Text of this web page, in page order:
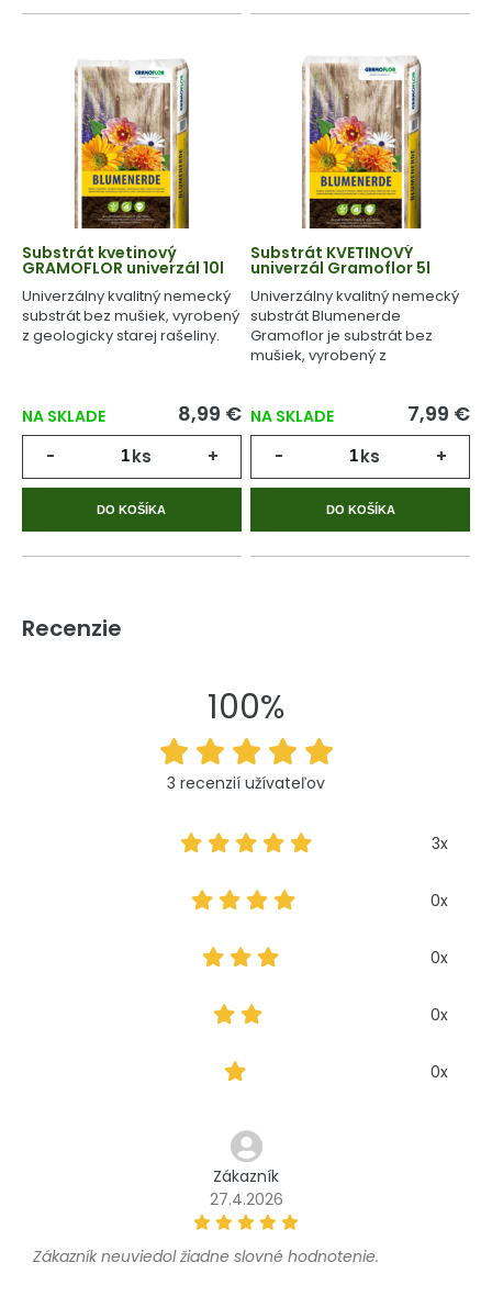
Substrát kvetinový
GRAMOFLOR univerzál 10l
Univerzálny kvalitný nemecký
substrát bez mušiek, vyrobený
z geologicky starej rašeliny.
NA SKLADE 8,99 €
- ks +
DO KOŠÍKA
Substrát KVETINOVÝ
univerzál Gramoflor 5l
Univerzálny kvalitný nemecký
substrát Blumenerde
Gramoflor je substrát bez
mušiek, vyrobený z
NA SKLADE 7,99 €
- ks +
DO KOŠÍKA
Recenzie
100%
3 recenzií užívateľov
3x
0x
0x
0x
0x
Zákazník
27.4.2026
Zákazník neuviedol žiadne slovné hodnotenie.